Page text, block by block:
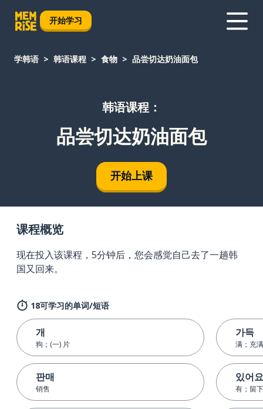
开始学习
学韩语 韩语课程 食物 品尝切达奶油面包
韩语课程：
品尝切达奶油面包
开始上课
课程概览
现在投入该课程，5分钟后，您会感觉自己去了一趟韩
国又回来。
18可学习的单词/短语
개
狗；(一) 片
판매
销售
가득
满；充满
있어요
有；留